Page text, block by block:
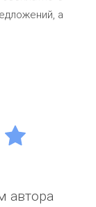
а
автора